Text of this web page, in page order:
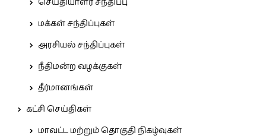
மக்கள் சந்திப்புகள்
அரசியல் சந்திப்புகள்
நீதிமன்ற வழக்குகள்
தீர்மானங்கள்
கட்சி செய்திகள்
மாவட்ட மற்றும் தொகுதி நிகழ்வுகள்